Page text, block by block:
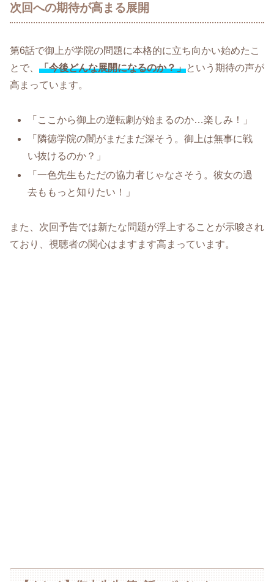
次回への期待が高まる展開
第6話で御上が学院の問題に本格的に立ち向かい始めたこ
とで、 「今後どんな展開になるのか？」という期待の声が
高まっています。
「ここから御上の逆転劇が始まるのか…楽しみ！」
「隣徳学院の闇がまだまだ深そう。御上は無事に戦
い抜けるのか？」
「一色先生もただの協力者じゃなさそう。彼女の過
去ももっと知りたい！」
また、次回予告では新たな問題が浮上することが示唆され
ており、視聴者の関心はますます高まっています。